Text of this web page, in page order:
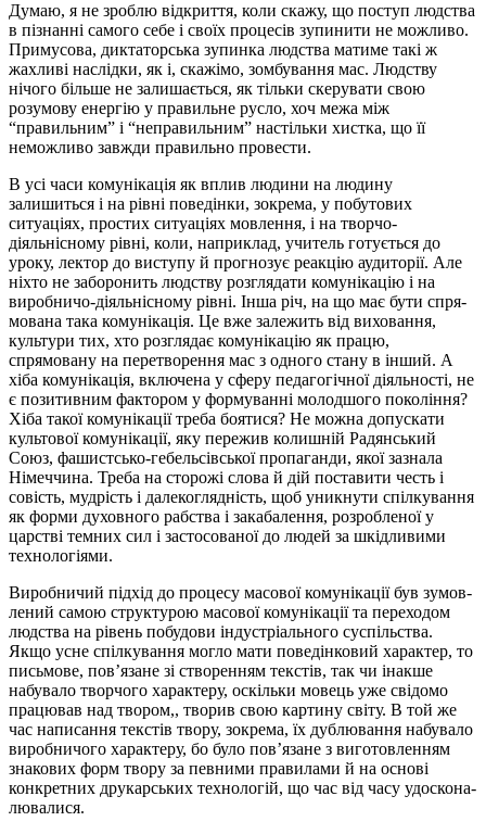
Думаю, я не зроблю відкриття, коли скажу, що поступ людства
в пізнанні самого себе і своїх процесів зупинити не можливо.
При­му­сова, диктаторська зупинка людства матиме такі ж
жахливі на­слід­ки, як і, скажімо, зомбування мас. Людству
нічого більше не залишається, як тільки скерувати свою
розумову енергію у пра­виль­не русло, хоч межа між
“правильним” і “неправильним” на­стіль­ки хистка, що її
неможливо завжди правильно провести.
В усі часи комунікація як вплив людини на людину
залишиться і на рівні поведінки, зокрема, у побутових
ситуаціях, простих ситу­а­ціях мовлення, і на творчо-
діяльнісному рівні, коли, наприклад, учи­тель готується до
уроку, лектор до виступу й прогнозує реак­цію ау­ди­торії. Але
ніхто не заборонить людству розглядати кому­ні­ка­­цію і на
виробничо-діяльнісному рівні. Інша річ, на що має бути спря­
мована така комунікація. Це вже залежить від виховання,
куль­тури тих, хто розглядає комунікацію як працю,
спрямовану на пере­творення мас з одного стану в інший. А
хіба комунікація, вклю­чена у сферу педагогічної діяльності, не
є позитивним факто­ром у формуванні молодшого покоління?
Хіба такої комунікації треба боятися? Не можна допускати
культової комунікації, яку пе­ре­жив колишній Радянський
Союз, фашистсько-гебельсівської про­­­­па­ганди, якої зазнала
Німеччина. Треба на сторожі слова й дій по­ставити честь і
совість, мудрість і далекоглядність, щоб уникну­ти спілкування
як форми духовного рабства і закабалення, розроб­ле­ної у
царстві темних сил і застосованої до людей за шкідливими
тех­но­ло­гіями.
Виробничий підхід до процесу масової комунікації був зумов­
ле­ний самою структурою масової комунікації та переходом
люд­ства на рівень побудови індустріального суспільства.
Якщо усне спілкування могло мати пове­дінковий характер, то
письмове, пов’­яза­не зі створенням текстів, так чи інакше
набувало творчого ха­рак­теру, оскільки мовець уже свідомо
працював над твором,, тво­рив свою картину світу. В той же
час написання текстів твору, зокрема, їх дублю­вання набувало
виробничого характеру, бо було пов’язане з ви­готов­ленням
знакових форм твору за певними прави­ла­ми й на ос­но­ві
конкретних друкарських технологій, що час від часу удо­скона­
лювалися.